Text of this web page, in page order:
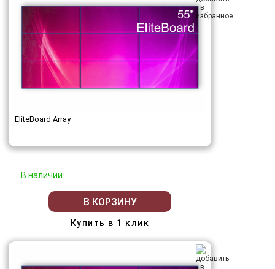
EliteBoard Array
В наличии
В КОРЗИНУ
Купить в 1 клик